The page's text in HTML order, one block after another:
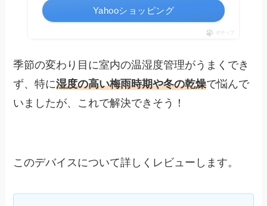
Yahooショッピング
ポチップ
季節の変わり目に室内の温湿度管理がうまくでき
ず、特に湿度の高い梅雨時期や冬の乾燥で悩んで
いましたが、これで解決できそう！
このデバイスについて詳しくレビューします。